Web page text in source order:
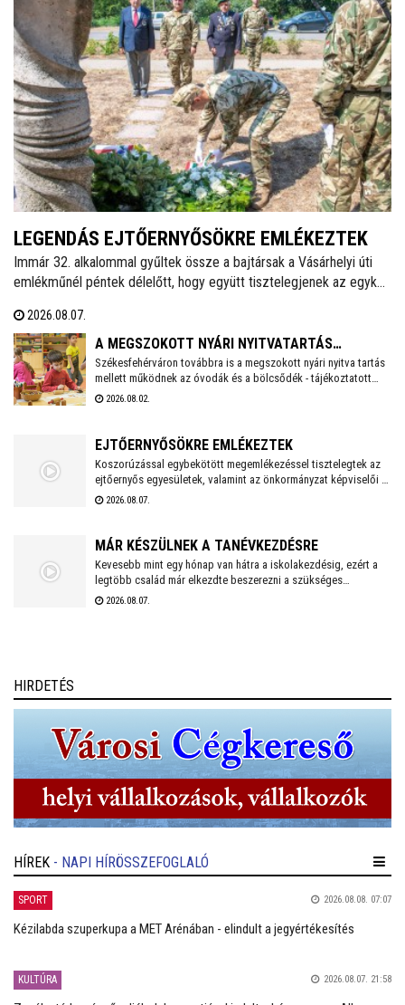
LEGENDÁS EJTŐERNYŐSÖKRE EMLÉKEZTEK
Immár 32. alkalommal gyűltek össze a bajtársak a Vásárhelyi úti
emlékműnél péntek délelőtt, hogy együtt tisztelegjenek az egykori
Veterán Repülők és Ejtőernyősök Fejér Megyei Egyesülete ezzel a
rendezvénnyel őrzi az a második világháború után újjászervezett,
1951-től 1954-ig Székesfehérváron ismertté vált ejtőernyős
alakulat emlékét.
2026.08.07.
A MEGSZOKOTT NYÁRI NYITVATARTÁS
MELLETT MŰKÖDNEK A FEHÉRVÁRI ÓVODÁK ÉS
BÖLCSŐDÉK
Székesfehérváron továbbra is a megszokott nyári nyitva tartás
mellett működnek az óvodák és a bölcsődék - tájékoztatott
közösségi oldalán a város polgármestere. Hétfőtől is tehát a
2026.08.02.
EJTŐERNYŐSÖKRE EMLÉKEZTEK
Koszorúzással egybekötött megemlékezéssel tisztelegtek az
ejtőernyős egyesületek, valamint az önkormányzat képviselői a
Repülős és Ejtőernyős Emlékműnél. A jelenlévők a 62. Önálló
2026.08.07.
MÁR KÉSZÜLNEK A TANÉVKEZDÉSRE
Kevesebb mint egy hónap van hátra a iskolakezdésig, ezért a
legtöbb család már elkezdte beszerezni a szükséges
tanszereket. A fehérvári papír-írószer üzletek már július eleje
2026.08.07.
HIRDETÉS
HÍREK - NAPI HÍRÖSSZEFOGLALÓ
SPORT 2026.08.08. 07:07
Kézilabda szuperkupa a MET Arénában - elindult a jegyértékesítés
KULTÚRA 2026.08.07. 21:58